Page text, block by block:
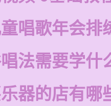
唱歌年会排
法需要学什
器的店有哪